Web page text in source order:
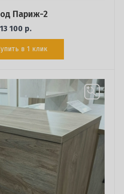
Париж-2
13 100 р.
в 1 клик